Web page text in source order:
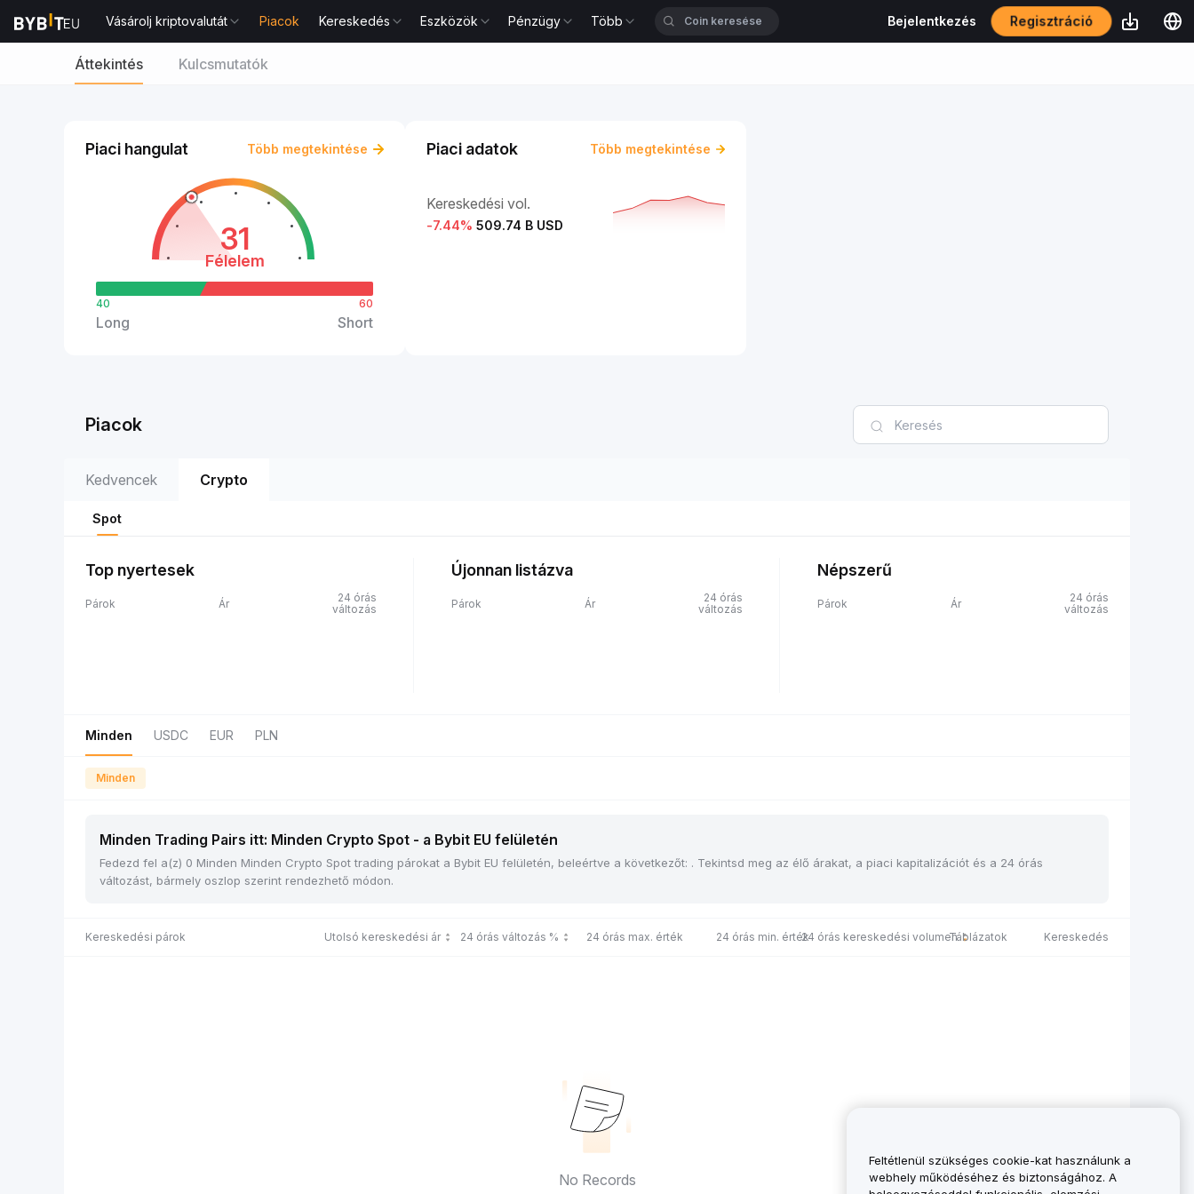
Vásárolj kriptovalutát Piacok Kereskedés Eszközök Pénzügy Több Bejelentkezés Regisztráció
Áttekintés Kulcsmutatók
Piaci hangulat Több megtekintése
31
Félelem
40
Long
60
Short
Piaci adatok Több megtekintése
Kereskedési vol.
-7.44% 509.74 B USD
Piacok
Kedvencek Crypto
Spot
Top nyertesek
Párok Ár
24 órás
változás
Újonnan listázva
Párok Ár
24 órás
változás
Népszerű
Párok Ár
24 órás
változás
Minden USDC EUR PLN
Minden
Minden Trading Pairs itt: Minden Crypto Spot - a Bybit EU felületén
Fedezd fel a(z) 0 Minden Minden Crypto Spot trading párokat a Bybit EU felületén, beleértve a következőt: . Tekintsd meg az élő árakat, a piaci kapitalizációt és a 24 órás
változást, bármely oszlop szerint rendezhető módon.
Kereskedési párok Utolsó kereskedési ár 24 órás változás % 24 órás max. érték 24 órás min. érték24 órás kereskedési volumenTáblázatok Kereskedés
No Records
Feltétlenül szükséges cookie-kat használunk a
webhely működéséhez és biztonságához. A